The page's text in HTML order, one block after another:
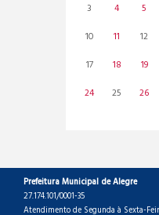
3
4 5
10
11 12
17
18 19
24
25 26
Prefeitura Municipal de Alegre
27.174.101/0001-35
Atendimento de Segunda à Sexta-